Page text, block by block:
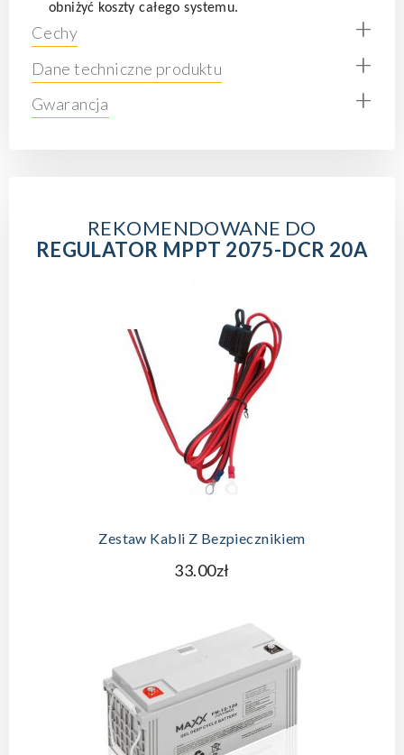
obniżyć koszty całego systemu.
Cechy +
Dane techniczne produktu +
Gwarancja +
REKOMENDOWANE DO
REGULATOR MPPT 2075-DCR 20A
Zestaw Kabli Z Bezpiecznikiem
33.00zł